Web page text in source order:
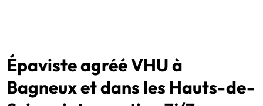
Épaviste agréé VHU à
Bagneux et dans les Hauts-de-